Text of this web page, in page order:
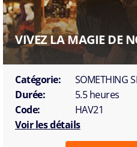
VIVEZ LA MAGIE DE
Catégorie:
SOMETHING
Durée:
5.5 heures
Code:
HAV21
Voir les détails